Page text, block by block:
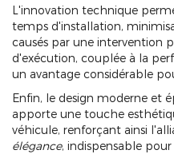
L'innovation technique
temps d'installation,
causés par une intervention
d'exécution, couplée à la
un avantage considérable
Enfin, le design moderne et
apporte une touche
véhicule, renforçant ainsi
élégance, indispensable pour